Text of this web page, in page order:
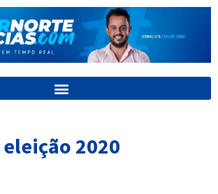
eleição 2020